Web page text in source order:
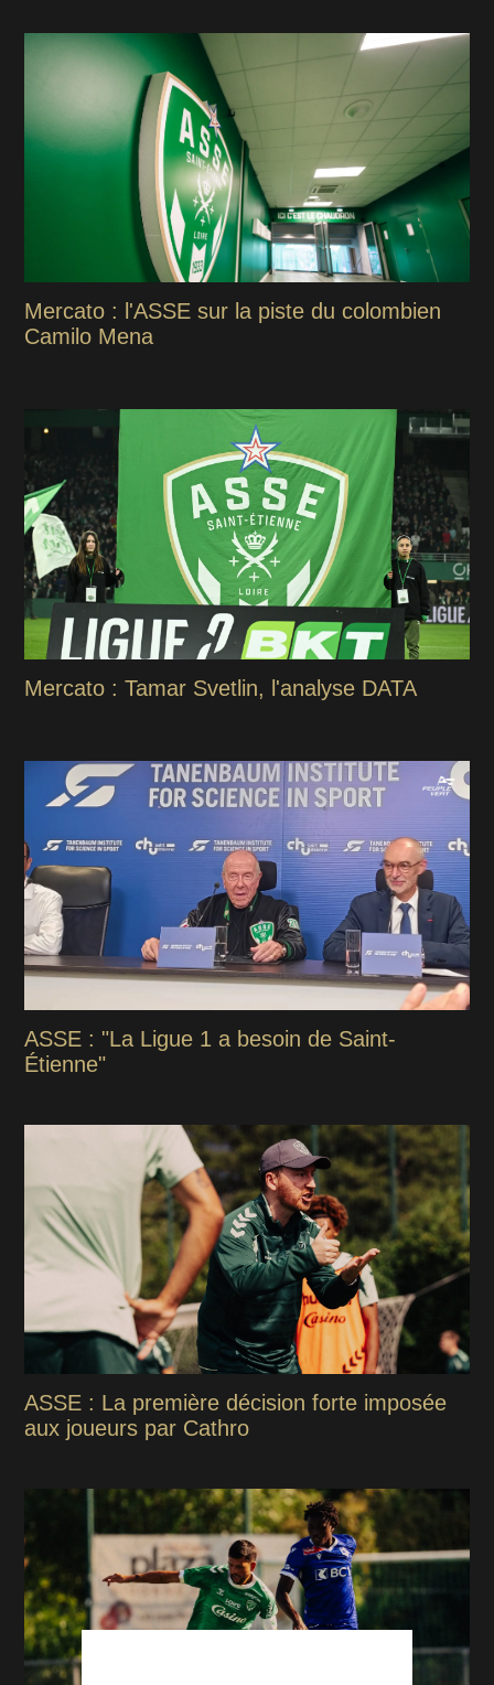
Mercato : l'ASSE sur la piste du colombien
Camilo Mena
Mercato : Tamar Svetlin, l'analyse DATA
ASSE : "La Ligue 1 a besoin de Saint-
Étienne"
ASSE : La première décision forte imposée
aux joueurs par Cathro